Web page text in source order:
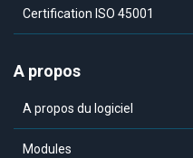
Certification ISO 45001
A propos
A propos du logiciel
Modules